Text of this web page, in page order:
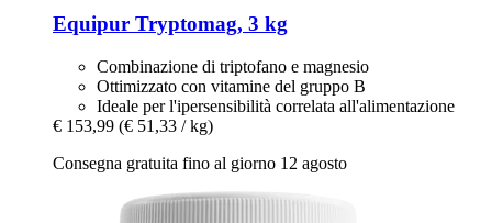
Equipur Tryptomag, 3 kg
Combinazione di triptofano e magnesio
Ottimizzato con vitamine del gruppo B
Ideale per l'ipersensibilità correlata all'alimentazione
€ 153,99 (€ 51,33 / kg)
Consegna gratuita fino al giorno 12 agosto